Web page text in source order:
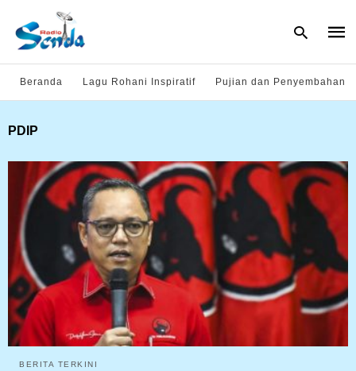
and
hit
Beranda Lagu Rohani Inspiratif Pujian dan Penyembahan
PDIP
BERITA TERKINI